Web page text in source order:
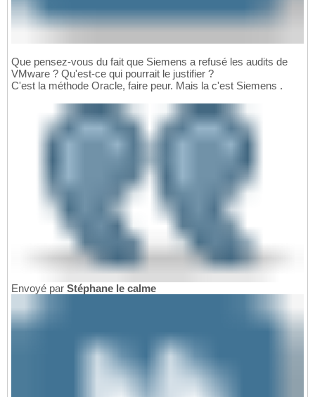
Que pensez-vous du fait que Siemens a refusé les audits de
VMware ? Qu'est-ce qui pourrait le justifier ?
C'est la méthode Oracle, faire peur. Mais la c'est Siemens .
Envoyé par Stéphane le calme